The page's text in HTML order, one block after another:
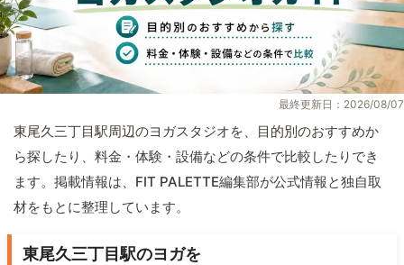
最終更新日：2026/08/07
東尾久三丁目駅周辺のヨガスタジオを、目的別のおすすめか
ら探したり、料金・体験・設備などの条件で比較したりでき
ます。掲載情報は、FIT PALETTE編集部が公式情報と独自取
材をもとに整理しています。
東尾久三丁目駅のヨガを